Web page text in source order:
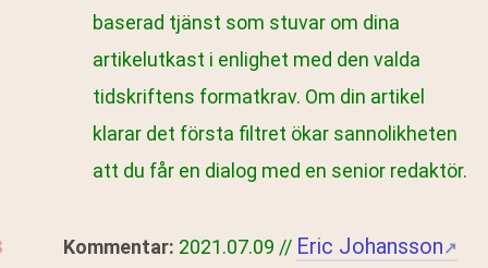
baserad tjänst som stuvar om dina
artikelutkast i enlighet med den valda
tidskriftens formatkrav. Om din artikel
klarar det första filtret ökar sannolikheten
att du får en dialog med en senior redaktör.
Kommentar: 2021.07.09 // Eric Johansson↗